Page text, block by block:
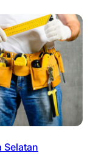
Selatan